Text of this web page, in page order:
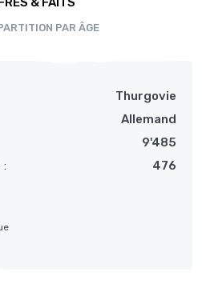
PAR ÂGE
Thurgovie
Allemand
9'485
:
476